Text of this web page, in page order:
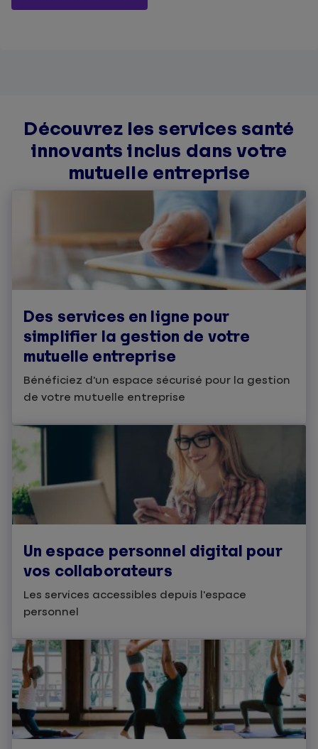
Découvrez les services santé
innovants inclus dans votre
mutuelle entreprise
Des services en ligne pour
simplifier la gestion de votre
mutuelle entreprise
Bénéficiez d'un espace sécurisé pour la gestion
de votre mutuelle entreprise
Un espace personnel digital pour
vos collaborateurs
Les services accessibles depuis l'espace
personnel